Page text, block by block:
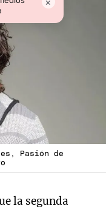
Pasión de
la segunda